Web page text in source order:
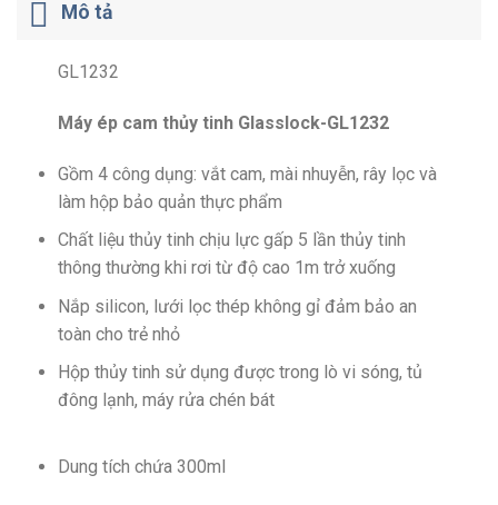
Mô tả
GL1232
Máy ép cam thủy tinh Glasslock-GL1232
Gồm 4 công dụng: vắt cam, mài nhuyễn, rây lọc và
làm hộp bảo quản thực phẩm
Chất liệu thủy tinh chịu lực gấp 5 lần thủy tinh
thông thường khi rơi từ độ cao 1m trở xuống
Nắp silicon, lưới lọc thép không gỉ đảm bảo an
toàn cho trẻ nhỏ
Hộp thủy tinh sử dụng được trong lò vi sóng, tủ
đông lạnh, máy rửa chén bát
Dung tích chứa 300ml